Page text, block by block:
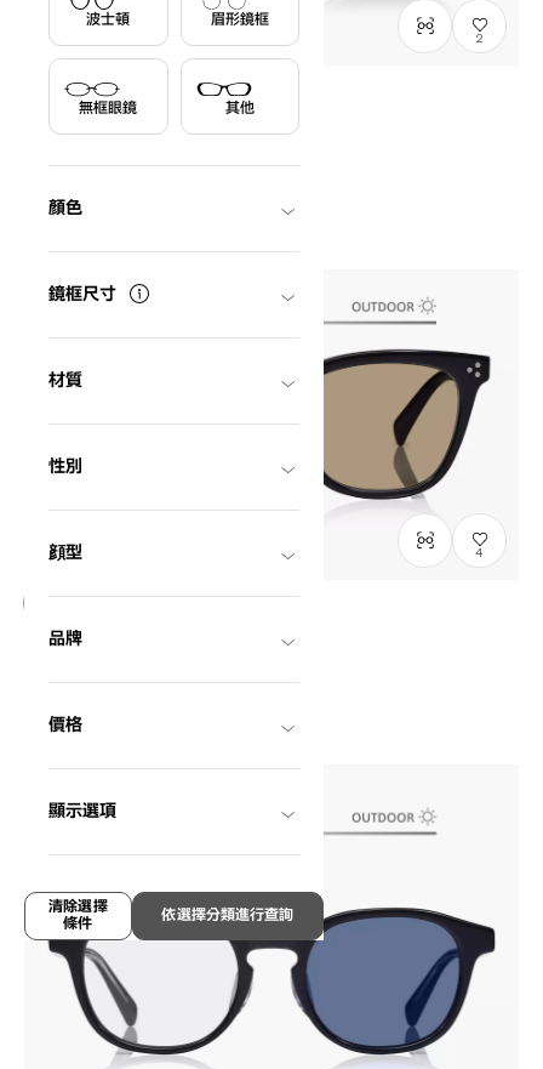
波士頓 眉形鏡框
無框眼鏡 其他
顏色
鏡框尺寸
材質
性別
顔型
品牌
價格
顯示選項
依選擇分類進行查詢
清除選擇
條件
2
FK2003N-5SC3 / Size: XL
4
OWNDAYS | SUN
HK$880.00